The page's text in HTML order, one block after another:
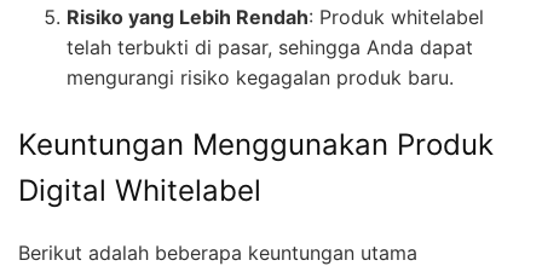
Risiko yang Lebih Rendah: Produk whitelabel
telah terbukti di pasar, sehingga Anda dapat
mengurangi risiko kegagalan produk baru.
Keuntungan Menggunakan Produk
Digital Whitelabel
Berikut adalah beberapa keuntungan utama